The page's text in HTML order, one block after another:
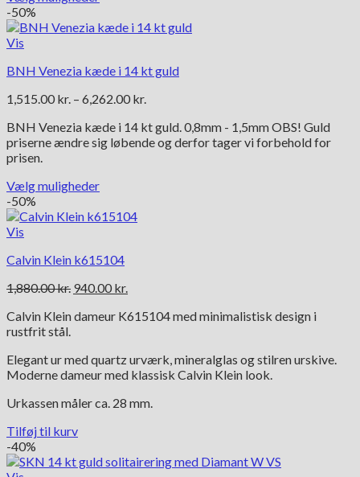
Dette
vare
har
varianter.
kan
på
varesiden
-50%
Vis
BNH Venezia kæde i 14 kt guld
1,515.00 kr. – 6,262.00 kr.
til
6,262.00 kr.
BNH Venezia kæde i 14 kt guld. 0,8mm - 1,5mm OBS! Guld
priserne ændre sig løbende og derfor tager vi forbehold for
prisen.
Vælg muligheder
Dette
vare
har
varianter.
kan
på
varesiden
-50%
Vis
Calvin Klein k615104
1,880.00kr. Den
pris
940.00 kr.
pris
Calvin Klein dameur K615104 med minimalistisk design i
rustfrit stål.
Elegant ur med quartz urværk, mineralglas og stilren urskive.
Moderne dameur med klassisk Calvin Klein look.
Urkassen måler ca. 28 mm.
Tilføj til kurv
-40%